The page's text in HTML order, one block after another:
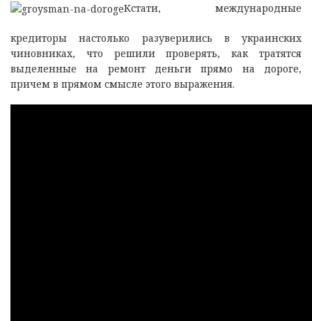
Кстати, международные
кредиторы настолько разуверились в украинских
чиновниках, что решили проверять, как тратятся
выделенные на ремонт деньги прямо на дороге,
причем в прямом смысле этого выражения.